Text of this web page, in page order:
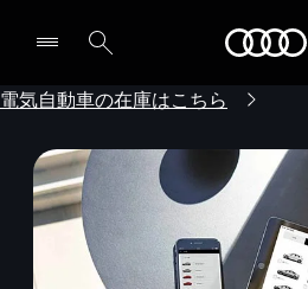
電気自動車の在庫はこちら